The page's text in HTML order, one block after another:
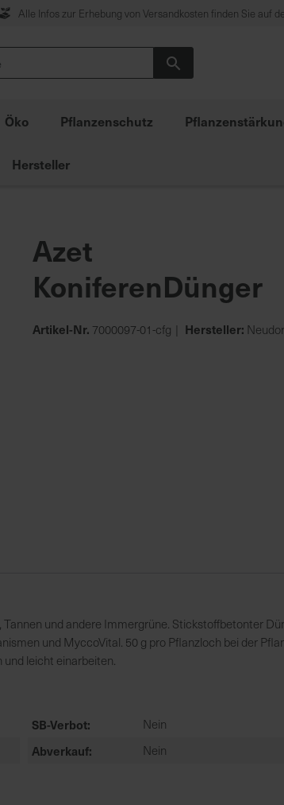
Alle Infos zur Erhebung von Versandkosten finden Sie auf
Öko Pflanzenschutz
Hersteller
Azet
KoniferenDünger
Artikel-Nr. 7000097-01-cfg Hersteller:
und andere Immergrüne. Stickstoffbetonter
und MyccoVital. 50 g pro Pflanzloch bei der
leicht einarbeiten.
SB-Verbot Nein
Abverkauf Nein